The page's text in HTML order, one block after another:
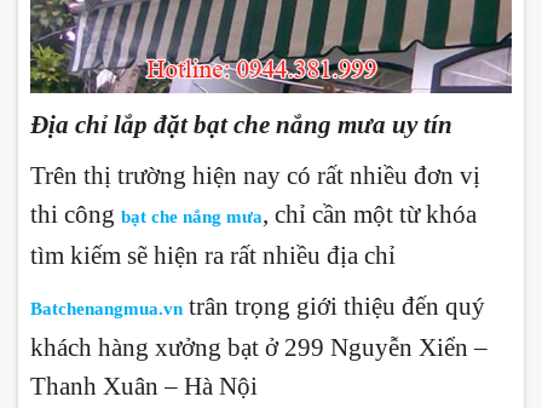
Địa chỉ lắp đặt bạt che nắng mưa uy tín
Trên thị trường hiện nay có rất nhiều đơn vị
thi công bạt che nắng mưa, chỉ cần một từ khóa
tìm kiếm sẽ hiện ra rất nhiều địa chỉ
Batchenangmua.vn trân trọng giới thiệu đến quý
khách hàng xưởng bạt ở 299 Nguyễn Xiển –
Thanh Xuân – Hà Nội